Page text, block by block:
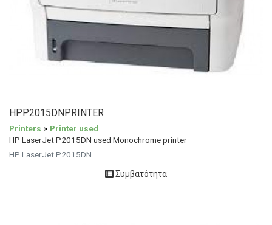
HPP2015DNPRINTER
Printers > Printer used
HP LaserJet P2015DN used Monochrome printer
HP LaserJet P2015DN
Συμβατότητα